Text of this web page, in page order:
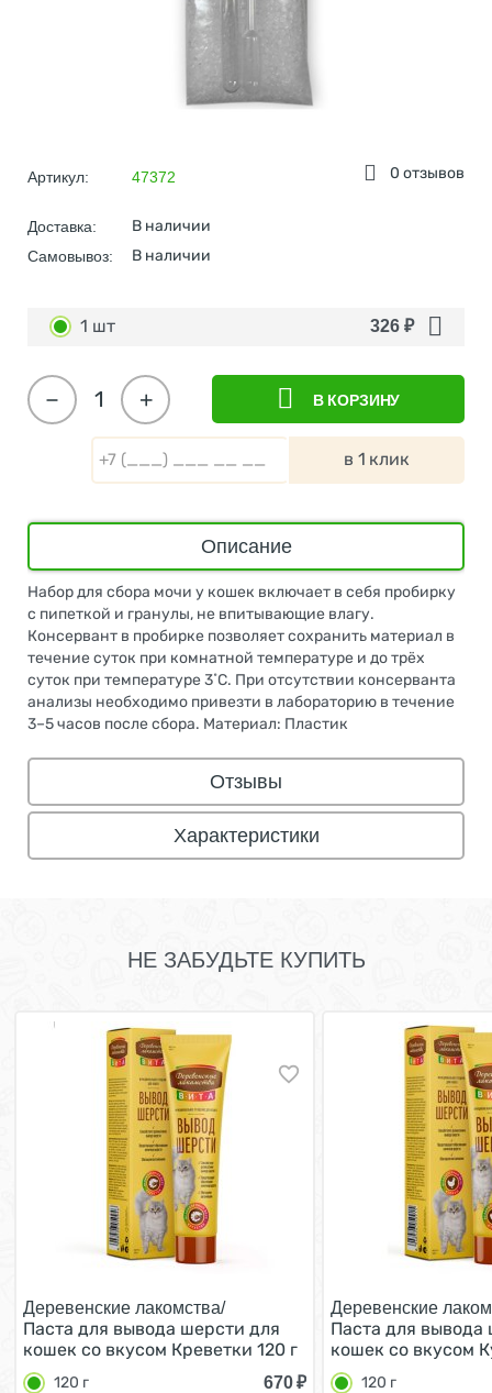
0 отзывов
Артикул: 47372
Доставка: В наличии
Самовывоз: В наличии
1 шт 326 ₽
+
− В КОРЗИНУ
в 1 клик
Описание
Набор для сбора мочи у кошек включает в себя пробирку
с пипеткой и гранулы, не впитывающие влагу.
Консервант в пробирке позволяет сохранить материал в
течение суток при комнатной температуре и до трёх
суток при температуре 3˚С. При отсутствии консерванта
анализы необходимо привезти в лабораторию в течение
3–5 часов после сбора. Материал: Пластик
Отзывы
Характеристики
НЕ ЗАБУДЬТЕ КУПИТЬ
Деревенские лакомства/
Паста для вывода шерсти для
кошек со вкусом Креветки 120 г
120 г 670₽
Деревенские
Паста для вывода
кошек со вкусом
120 г